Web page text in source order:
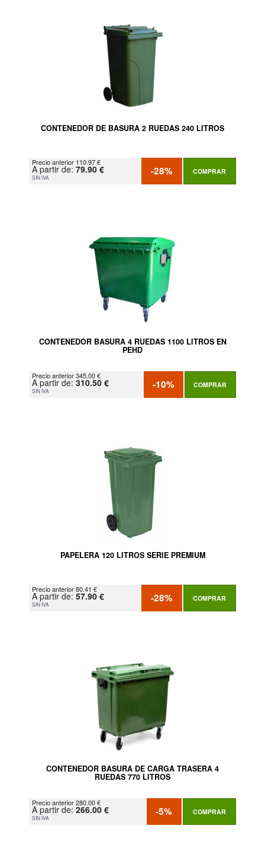
CONTENEDOR DE BASURA 2 RUEDAS 240 LITROS
Precio anterior 110.97 €
A partir de: 79.90 €
SIN IVA -28% COMPRAR
CONTENEDOR BASURA 4 RUEDAS 1100 LITROS EN
PEHD
Precio anterior 345.00 €
A partir de: 310.50 €
SIN IVA -10% COMPRAR
PAPELERA 120 LITROS SERIE PREMIUM
Precio anterior 80.41 €
A partir de: 57.90 €
SIN IVA -28% COMPRAR
CONTENEDOR BASURA DE CARGA TRASERA 4
RUEDAS 770 LITROS
Precio anterior 280.00 €
A partir de: 266.00 €
SIN IVA -5% COMPRAR